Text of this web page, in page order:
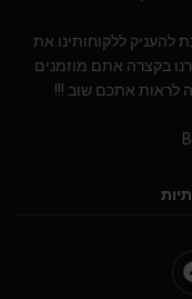
להעניק ללקוחותינו את
בקצרה אתם מוזמנים
לראות אתכם שוב !!!